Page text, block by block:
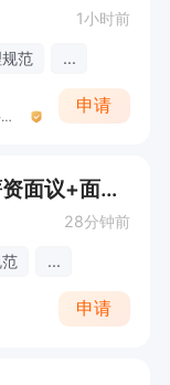
1小时前
范 ...
濮阳市淘宝闪购运营中心（濮阳市源始科技有限公司）
申请
礼仪队队长（带薪培训+具体薪资面议+面试直接打电话）
28分钟前
...
申请